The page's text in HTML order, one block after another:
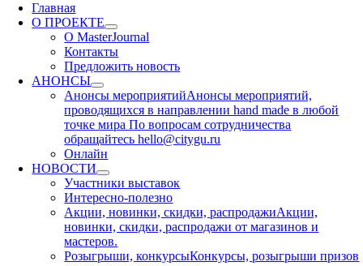
Главная
О ПРОЕКТЕ
О MasterJournal
Контакты
Предложить новость
АНОНСЫ
Анонсы мероприятийАнонсы мероприятий,
проводящихся в направлении hand made в любой
точке мира По вопросам сотрудничества
обращайтесь hello@citygu.ru
Онлайн
НОВОСТИ
Участники выставок
Интересно-полезно
Акции, новинки, скидки, распродажиАкции,
новинки, скидки, распродажи от магазинов и
мастеров.
Розыгрыши, конкурсыКонкурсы, розыгрыши призов